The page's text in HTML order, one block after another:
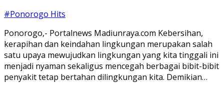
#Ponorogo Hits
Ponorogo,- Portalnews Madiunraya.com Kebersihan,
kerapihan dan keindahan lingkungan merupakan salah
satu upaya mewujudkan lingkungan yang kita tinggali ini
menjadi nyaman sekaligus mencegah berbagai bibit-bibit
penyakit tetap bertahan dilingkungan kita. Demikian…